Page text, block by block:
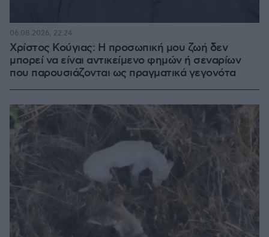
Χρίστος Κούγιας: Η προσωπική μου ζωή δεν
μπορεί να είναι αντικείμενο φημών ή σεναρίων
που παρουσιάζονται ως πραγματικά γεγονότα
06.08.2026, 22:24